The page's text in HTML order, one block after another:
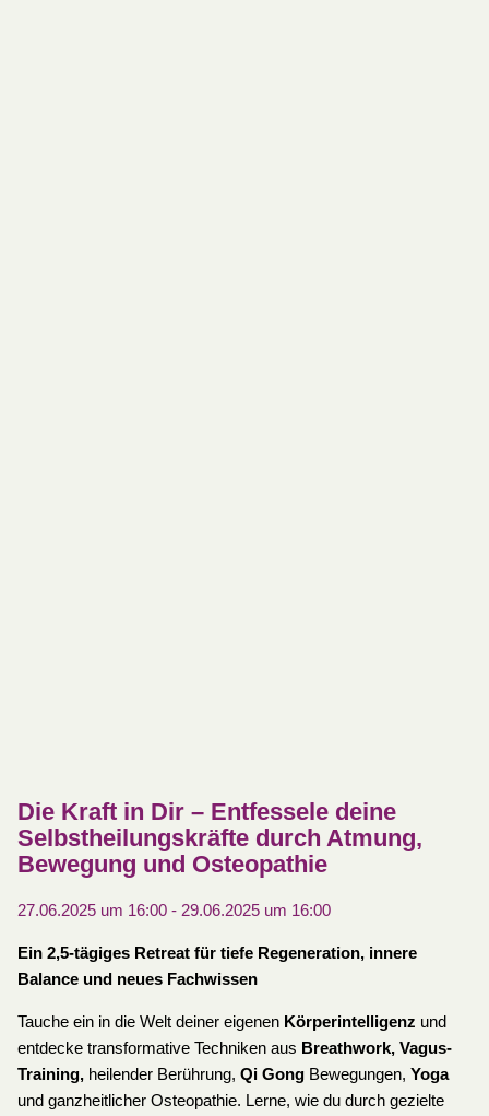
Die Kraft in Dir – Entfessele deine
Selbstheilungskräfte durch Atmung,
Bewegung und Osteopathie
27.06.2025 um 16:00- 29.06.2025 um 16:00
Ein 2,5-tägiges Retreat für tiefe Regeneration, innere
Balance und neues Fachwissen
Tauche ein in die Welt deiner eigenen Körperintelligenz und
entdecke transformative Techniken aus Breathwork, Vagus-
Training,heilender Berührung, Qi GongBewegungen, Yoga
und ganzheitlicher Osteopathie. Lerne, wie du durch gezielte